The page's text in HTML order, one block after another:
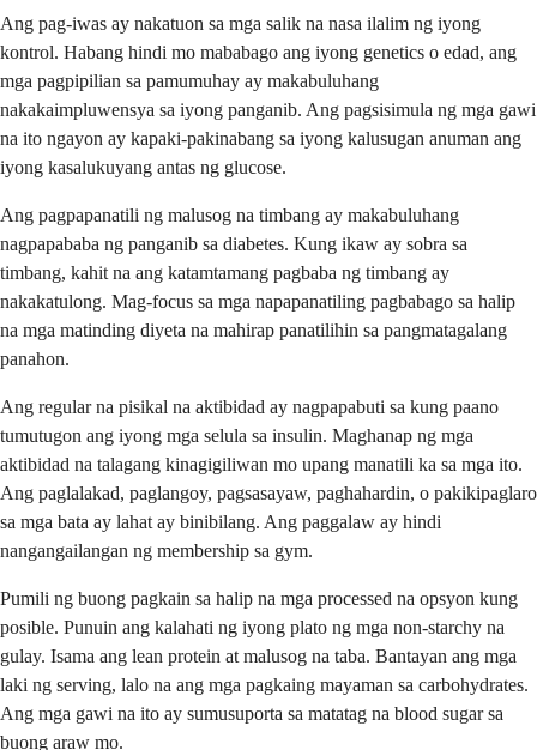
Ang pag-iwas ay nakatuon sa mga salik na nasa ilalim ng iyong
kontrol. Habang hindi mo mababago ang iyong genetics o edad, ang
mga pagpipilian sa pamumuhay ay makabuluhang
nakakaimpluwensya sa iyong panganib. Ang pagsisimula ng mga gawi
na ito ngayon ay kapaki-pakinabang sa iyong kalusugan anuman ang
iyong kasalukuyang antas ng glucose.
Ang pagpapanatili ng malusog na timbang ay makabuluhang
nagpapababa ng panganib sa diabetes. Kung ikaw ay sobra sa
timbang, kahit na ang katamtamang pagbaba ng timbang ay
nakakatulong. Mag-focus sa mga napapanatiling pagbabago sa halip
na mga matinding diyeta na mahirap panatilihin sa pangmatagalang
panahon.
Ang regular na pisikal na aktibidad ay nagpapabuti sa kung paano
tumutugon ang iyong mga selula sa insulin. Maghanap ng mga
aktibidad na talagang kinagigiliwan mo upang manatili ka sa mga ito.
Ang paglalakad, paglangoy, pagsasayaw, paghahardin, o pakikipaglaro
sa mga bata ay lahat ay binibilang. Ang paggalaw ay hindi
nangangailangan ng membership sa gym.
Pumili ng buong pagkain sa halip na mga processed na opsyon kung
posible. Punuin ang kalahati ng iyong plato ng mga non-starchy na
gulay. Isama ang lean protein at malusog na taba. Bantayan ang mga
laki ng serving, lalo na ang mga pagkaing mayaman sa carbohydrates.
Ang mga gawi na ito ay sumusuporta sa matatag na blood sugar sa
buong araw mo.